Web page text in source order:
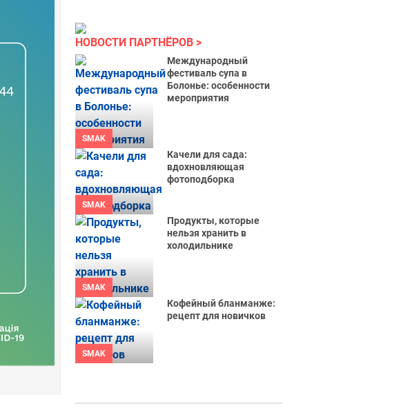
НОВОСТИ ПАРТНЁРОВ
SMAK
Международный
фестиваль супа в
Болонье: особенности
мероприятия
SMAK
Качели для сада:
вдохновляющая
фотоподборка
SMAK
Продукты, которые
нельзя хранить в
холодильнике
SMAK
Кофейный бланманже:
рецепт для новичков